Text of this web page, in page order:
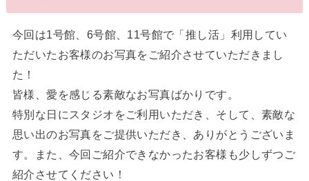
今回は1号館、6号館、11号館で「推し活」利用してい
ただいたお客様のお写真をご紹介させていただきまし
た！
皆様、愛を感じる素敵なお写真ばかりです。
特別な日にスタジオをご利用いただき、そして、素敵な
思い出のお写真をご提供いただき、ありがとうございま
す。また、今回ご紹介できなかったお客様も少しずつご
紹介させてください！